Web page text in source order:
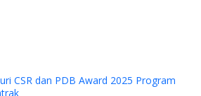
CSR dan PDB Award 2025 Program